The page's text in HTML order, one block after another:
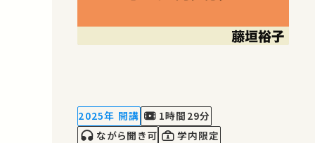
2025年 開講
1時間29分
ながら聞き可
学内限定